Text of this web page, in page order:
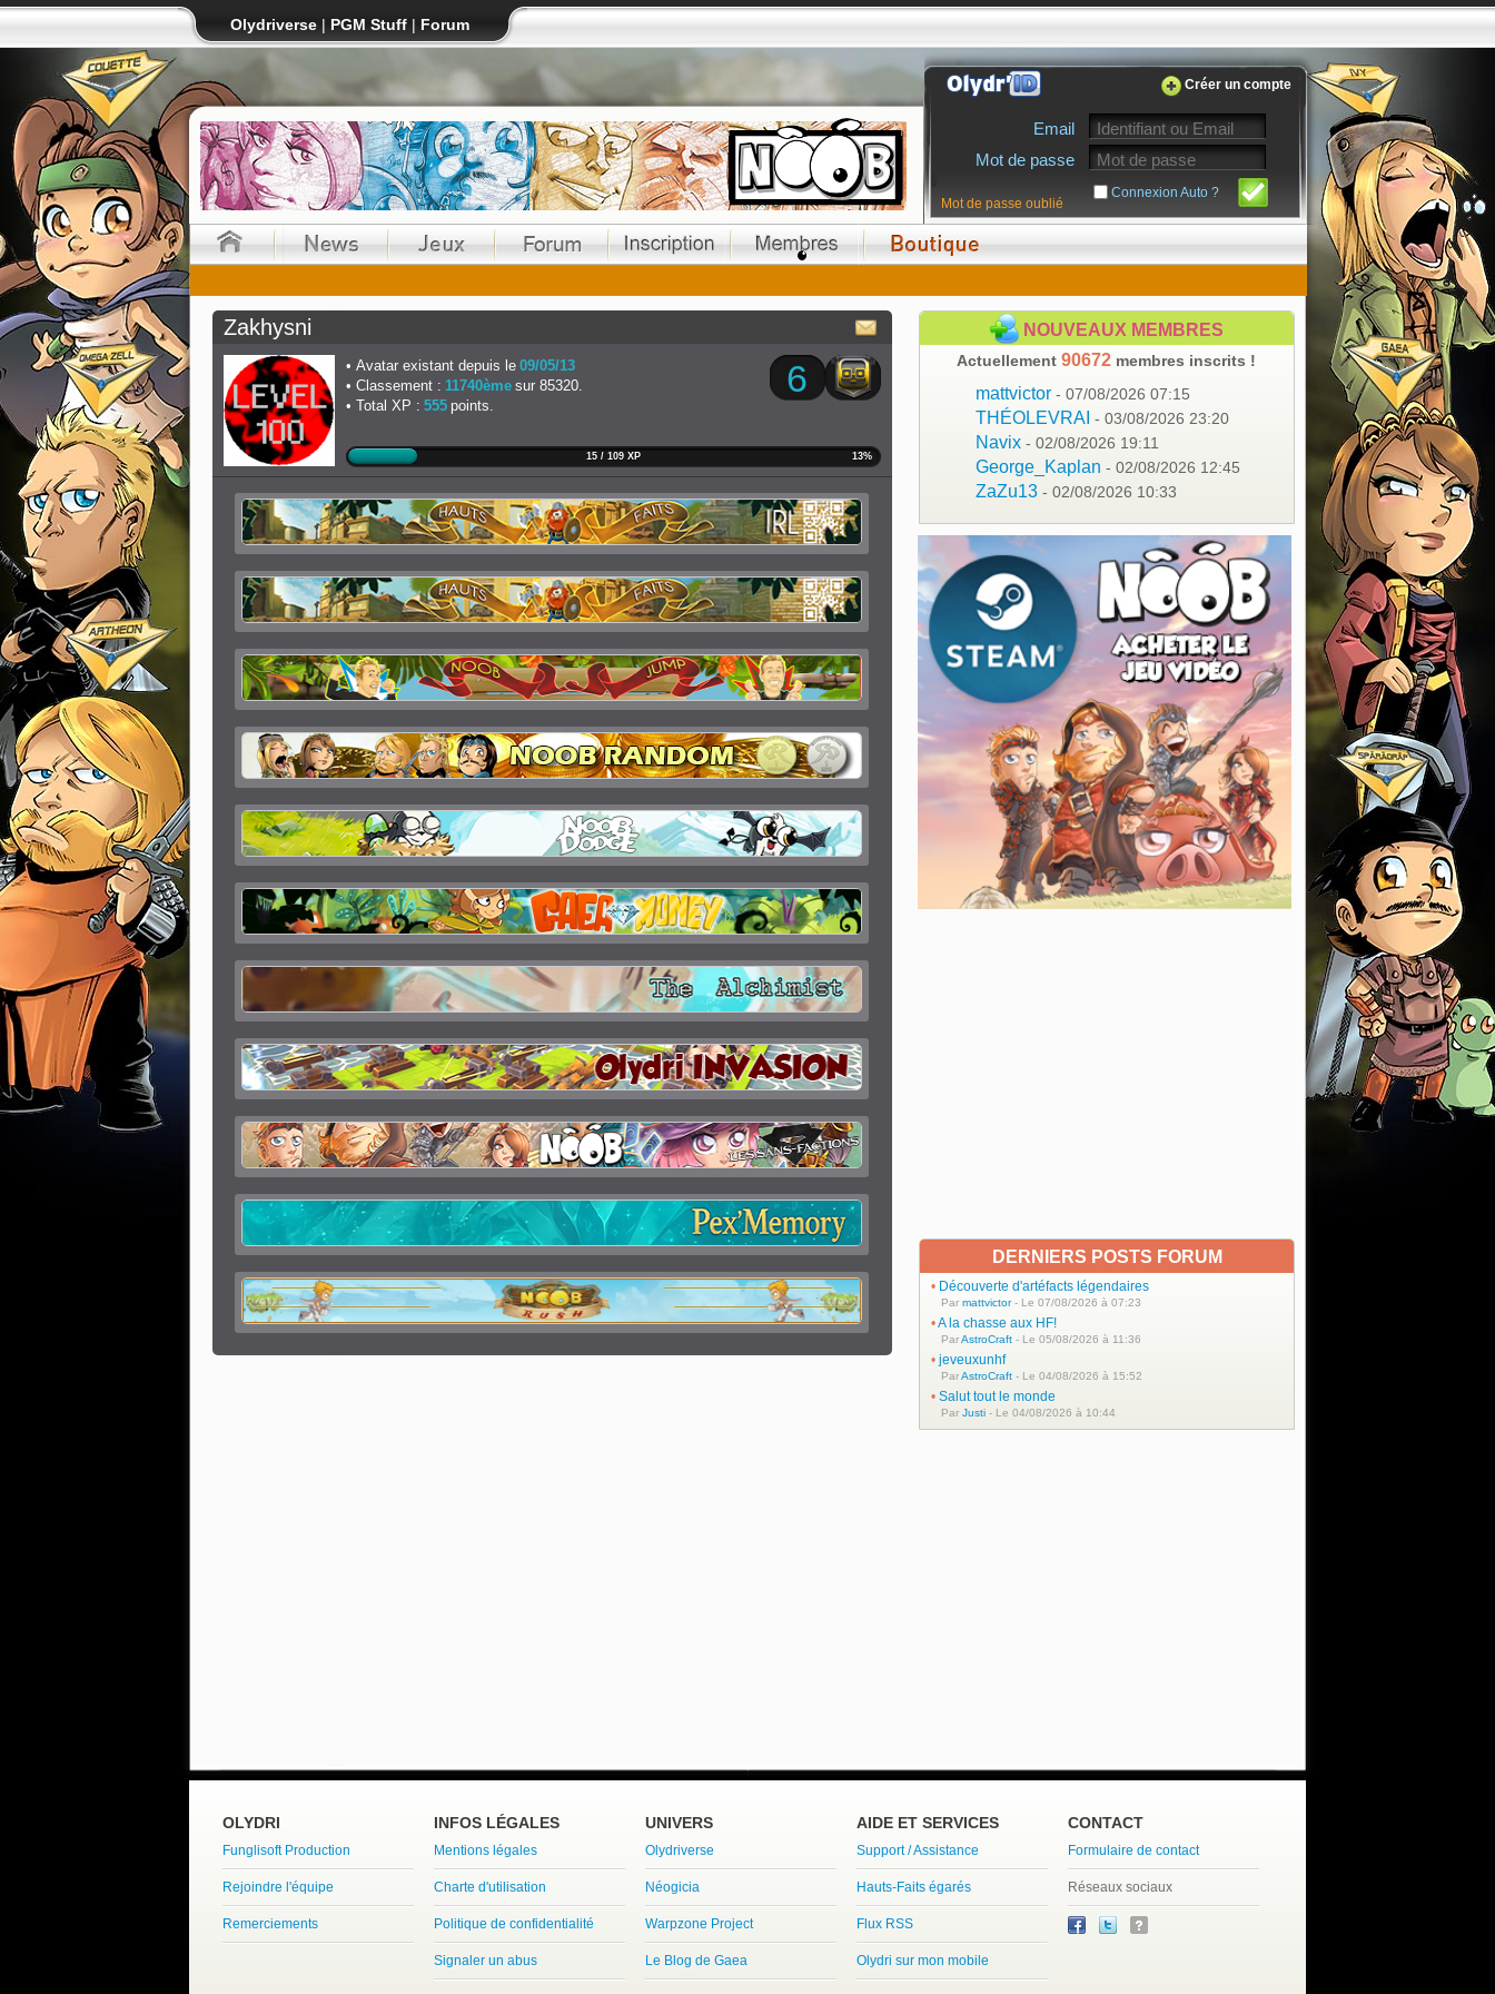
Olydriverse | PGM Stuff | Forum
Créer un compte
Email
Mot de passe
Connexion Auto ?
Mot de passe oublié
Zakhysni
Avatar existant depuis le 09/05/13
Classement : 11740ème sur 85320.
Total XP : 555 points.
6
15 / 109 XP 13%
NOUVEAUX MEMBRES
Actuellement 90672 membres inscrits !
mattvictor - 07/08/2026 07:15
THÉOLEVRAI - 03/08/2026 23:20
Navix - 02/08/2026 19:11
George_Kaplan - 02/08/2026 12:45
ZaZu13 - 02/08/2026 10:33
DERNIERS POSTS FORUM
• Découverte d'artéfacts légendaires
Par mattvictor- Le 07/08/2026 à 07:23
•A la chasse aux HF!
ParAstroCraft - Le 05/08/2026 à 11:36
• jeveuxunhf
ParAstroCraft - Le 04/08/2026 à 15:52
• Salut tout le monde
Par Justi - Le 04/08/2026 à 10:44
OLYDRI
Funglisoft Production
Rejoindre l'équipe
Remerciements
INFOS LÉGALES
Mentions légales
Charte d'utilisation
Politique de confidentialité
Signaler un abus
UNIVERS
Olydriverse
Néogicia
Warpzone Project
Le Blog de Gaea
AIDE ET SERVICES
Support / Assistance
Hauts-Faits égarés
Flux RSS
Olydri sur mon mobile
CONTACT
Formulaire de contact
Réseaux sociaux